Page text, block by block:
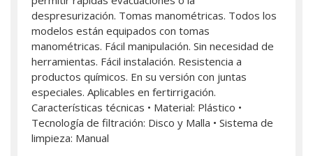
despresurización. Tomas manométricas. Todos los
modelos están equipados con tomas
manométricas. Fácil manipulación. Sin necesidad de
herramientas. Fácil instalación. Resistencia a
productos químicos. En su versión con juntas
especiales. Aplicables en fertirrigación.
Características técnicas • Material: Plástico •
Tecnología de filtración: Disco y Malla • Sistema de
limpieza: Manual